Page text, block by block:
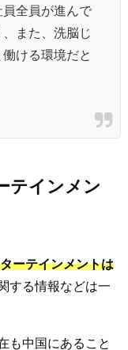
全員が進んで
また、洗脳じ
ける環境だと
テインメン
ーテインメントは
する情報などは一
も中国にあること